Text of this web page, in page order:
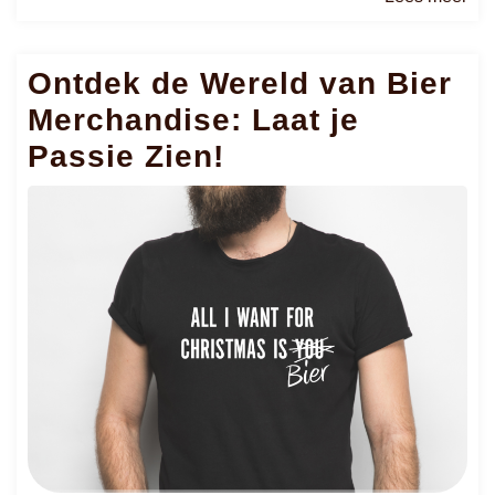
Ontdek de Wereld van Bier
Merchandise: Laat je
Passie Zien!